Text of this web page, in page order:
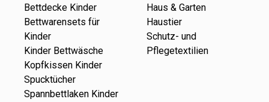
Bettdecke Kinder
Bettwarensets für
Kinder
Kinder Bettwäsche
Kopfkissen Kinder
Spucktücher
Spannbettlaken Kinder
Haus & Garten
Haustier
Schutz- und
Pflegetextilien